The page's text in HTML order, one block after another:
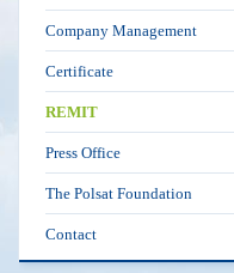
Company Management
Certificate
REMIT
Press Office
The Polsat Foundation
Contact